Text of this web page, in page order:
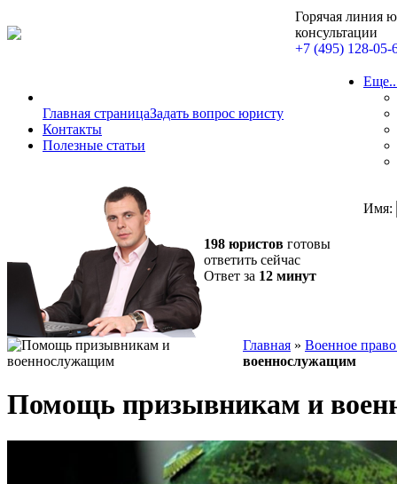
Горячая линия
консультации
+7 (495) 128-05-
Главная страницаЗадать вопрос юристу
Контакты
Полезные статьи
198 юристов готовы
ответить сейчас
Ответ за 12 минут
Имя:
Главная » Военное
военнослужащим
Помощь призывникам и